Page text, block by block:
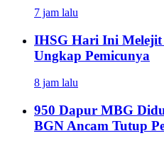
7 jam lalu
IHSG Hari Ini Melejit
Ungkap Pemicunya
8 jam lalu
950 Dapur MBG
BGN Ancam Tutup